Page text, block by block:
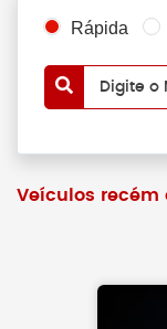
Rápida
Digite o
Veículos recém